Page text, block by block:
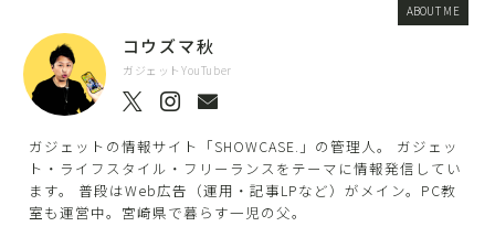
ABOUT ME
コウズマ秋
ガジェットYouTuber
ガジェットの情報サイト「SHOWCASE.」の管理人。 ガジェッ
ト・ライフスタイル・フリーランスをテーマに情報発信してい
ます。 普段はWeb広告（運用・記事LPなど）がメイン。PC教
室も運営中。宮崎県で暮らす一児の父。